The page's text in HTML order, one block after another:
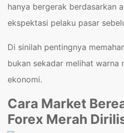
hanya bergerak berdasarkan
ekspektasi pelaku pasar
Di sinilah pentingnya
bukan sekadar melihat warna
ekonomi.
Cara Market
Forex Merah